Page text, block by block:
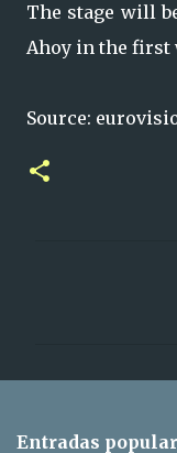
The stage will
Ahoy in the first
Source:
Entradas